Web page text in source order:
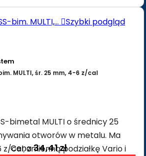
Szybki podgląd
MULTI, śr. 25 mm, 4-6 z/cal
bimetal MULTI o średnicy 25
otworów w metalu. Ma
cal, zmienną podziałkę Vario i
Cena34,41 zł